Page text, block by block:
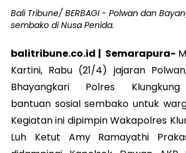
Bali Tribune/ BERBAGI - Polwan dan
sembako di Nusa Penida.
balitribune.co.id | Semarapura-
Kartini, Rabu (21/4) jajaran
Bhayangkari Polres
bantuan sosial sembako untuk
Kegiatan ini dipimpin Wakapolres
Luh Ketut Amy Ramayathi